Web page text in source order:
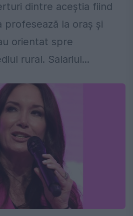
dintre aceștia fiind
profesează la oraș și
orientat spre
rural. Salariul...